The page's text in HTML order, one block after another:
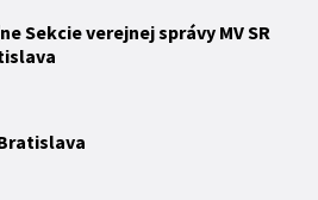
Sekcie verejnej správy MV SR